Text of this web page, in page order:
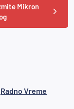
Mikron
Radno Vreme